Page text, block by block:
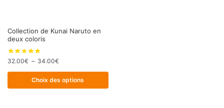
Collection de Kunai Naruto en
deux coloris
32.00€ – 34.00€
de
prix :
32.00€
Choix des options
Ce
produit
a
plusieurs
variations.
Les